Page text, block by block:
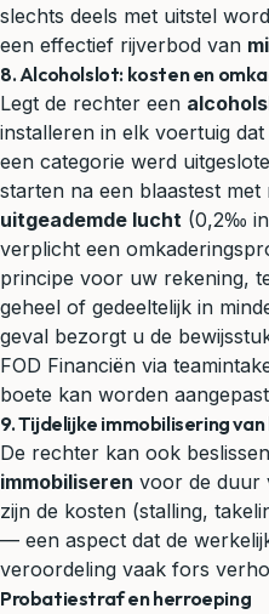
slechts deels met uitstel
een effectief rijverbod van
8. Alcoholslot: kosten en
Legt de rechter een
installeren in elk voertuig
een categorie werd
starten na een blaastest met
uitgeademde lucht (0,2‰ in
verplicht een
principe voor uw rekening,
geheel of gedeeltelijk in
geval bezorgt u de
FOD Financiën via
boete kan worden
9. Tijdelijke immobilisering
De rechter kan ook
immobiliseren voor de duur
zijn de kosten (stalling,
— een aspect dat de
veroordeling vaak fors
Probatiestraf en herroeping